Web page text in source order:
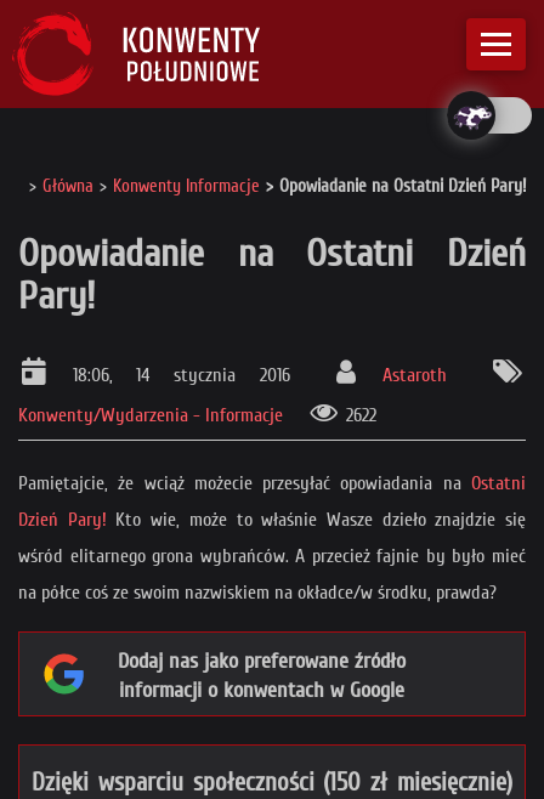
Główna Konwenty Informacje Opowiadanie na Ostatni Dzień Pary!
Opowiadanie na Ostatni Dzień
Pary!
18:06, 14 stycznia 2016
Astaroth
Konwenty/Wydarzenia - Informacje
2622
Pamiętajcie, że wciąż możecie przesyłać opowiadania na Ostatni
Dzień Pary! Kto wie, może to właśnie Wasze dzieło znajdzie się
wśród elitarnego grona wybrańców. A przecież fajnie by było mieć
na półce coś ze swoim nazwiskiem na okładce/w środku, prawda?
Dodaj nas jako preferowane źródło
informacji o konwentach w Google
Dzięki wsparciu społeczności (150 zł miesięcznie)